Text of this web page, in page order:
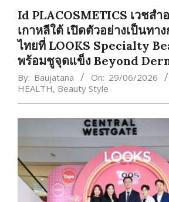
Id PLACOSMETICS เวชสำ
เกาหลีใต้ เปิดตัวอย่างเป็นทา
ไทยที่ LOOKS Specialty
พร้อมชูจุดแข็ง ​Beyond
By: Baujatana On: 29/06/2026
HEALTH, Beauty Style